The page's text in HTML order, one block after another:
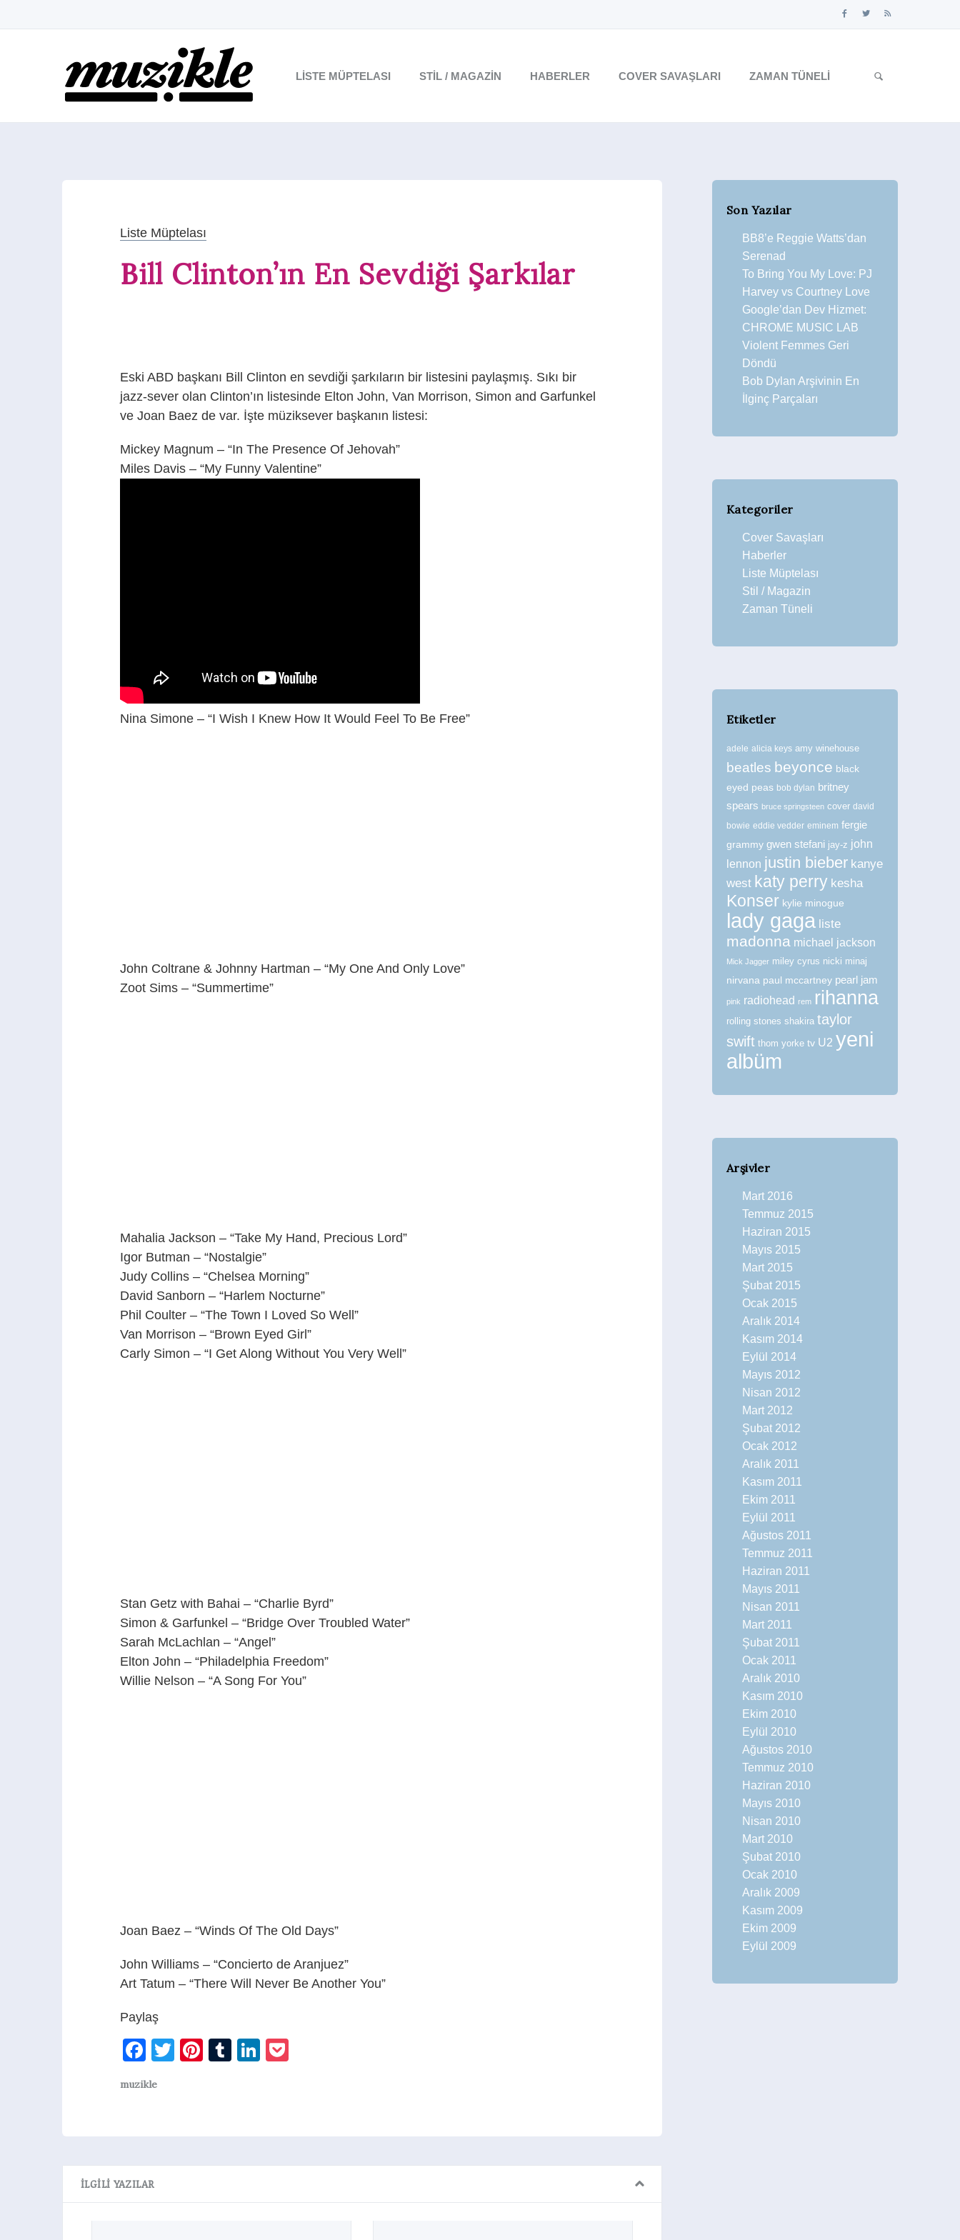
LISTE MÜPTELASI STIL / MAGAZIN HABERLER COVER SAVAŞLARI ZAMAN TÜNELI
Liste Müptelası
Bill Clinton’ın En Sevdiği Şarkılar
Eski ABD başkanı Bill Clinton en sevdiği şarkıların bir listesini paylaşmış. Sıkı bir
jazz-sever olan Clinton’ın listesinde Elton John, Van Morrison, Simon and Garfunkel
ve Joan Baez de var. İşte müziksever başkanın listesi:
Mickey Magnum – “In The Presence Of Jehovah”
Miles Davis – “My Funny Valentine”
Nina Simone – “I Wish I Knew How It Would Feel To Be Free”
John Coltrane & Johnny Hartman – “My One And Only Love”
Zoot Sims – “Summertime”
Mahalia Jackson – “Take My Hand, Precious Lord”
Igor Butman – “Nostalgie”
Judy Collins – “Chelsea Morning”
David Sanborn – “Harlem Nocturne”
Phil Coulter – “The Town I Loved So Well”
Van Morrison – “Brown Eyed Girl”
Carly Simon – “I Get Along Without You Very Well”
Stan Getz with Bahai – “Charlie Byrd”
Simon & Garfunkel – “Bridge Over Troubled Water”
Sarah McLachlan – “Angel”
Elton John – “Philadelphia Freedom”
Willie Nelson – “A Song For You”
Joan Baez – “Winds Of The Old Days”
John Williams – “Concierto de Aranjuez”
Art Tatum – “There Will Never Be Another You”
Paylaş
Facebook
TwitterPinterest
TumblrLinkedIn
muzikle
İLGILI YAZILAR
Son Yazılar
BB8’e Reggie Watts’dan
Serenad
To Bring You My Love: PJ
Harvey vs Courtney Love
Google’dan Dev Hizmet:
CHROME MUSIC LAB
Violent Femmes Geri
Döndü
Bob Dylan Arşivinin En
İlginç Parçaları
Kategoriler
Cover Savaşları
Haberler
Liste Müptelası
Stil / Magazin
Zaman Tüneli
Etiketler
adele alicia keys amy winehouse
beatles beyonce black
eyed peas bob dylan britney
spears bruce springsteen cover david
bowie eddie vedder eminem fergie
grammy gwen stefani jay-z john
lennon justin bieber kanye
west katy perry kesha
Konser kylie minogue
lady gaga liste
madonna michael jackson
Mick Jagger miley cyrus nicki minaj
nirvana paul mccartney pearl jam
pink radiohead rem rihanna
rolling stones shakira taylor
swift thom yorke tv U2 yeni
albüm
Arşivler
Mart 2016
Temmuz 2015
Haziran 2015
Mayıs 2015
Mart 2015
Şubat 2015
Ocak 2015
Aralık 2014
Kasım 2014
Eylül 2014
Mayıs 2012
Nisan 2012
Mart 2012
Şubat 2012
Ocak 2012
Aralık 2011
Kasım 2011
Ekim 2011
Eylül 2011
Ağustos 2011
Temmuz 2011
Haziran 2011
Mayıs 2011
Nisan 2011
Mart 2011
Şubat 2011
Ocak 2011
Aralık 2010
Kasım 2010
Ekim 2010
Eylül 2010
Ağustos 2010
Temmuz 2010
Haziran 2010
Mayıs 2010
Nisan 2010
Mart 2010
Şubat 2010
Ocak 2010
Aralık 2009
Kasım 2009
Ekim 2009
Eylül 2009